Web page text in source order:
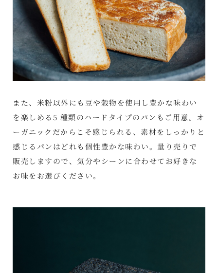
また、米粉以外にも豆や穀物を使用し豊かな味わい
を楽しめる5 種類のハードタイプのパンもご用意。オ
ーガニックだからこそ感じられる、素材をしっかりと
感じるパンはどれも個性豊かな味わい。量り売りで
販売しますので、気分やシーンに合わせてお好きな
お味をお選びください。